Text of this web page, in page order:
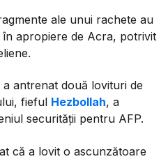
ale unui rachete au
apropiere de Acra, potrivit
antrenat două lovituri de
fieful Hezbollah, a
securităţii pentru AFP.
că a lovit o ascunzătoare